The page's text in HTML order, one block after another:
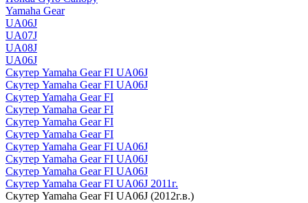
Yamaha Gear
UA06J
UA07J
UA08J
UA06J
Скутер Yamaha Gear FI UA06J
Скутер Yamaha Gear FI UA06J
Скутер Yamaha Gear FI
Скутер Yamaha Gear FI
Скутер Yamaha Gear FI
Скутер Yamaha Gear FI
Скутер Yamaha Gear FI UA06J
Скутер Yamaha Gear FI UA06J
Скутер Yamaha Gear FI UA06J
Скутер Yamaha Gear FI UA06J 2011г.
Скутер Yamaha Gear FI UA06J (2012г.в.)